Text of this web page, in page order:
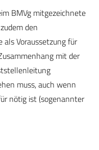
BMVg mitgezeichnete
den
als Voraussetzung für
mit der
muss, auch wenn
nötig ist (sogenannter